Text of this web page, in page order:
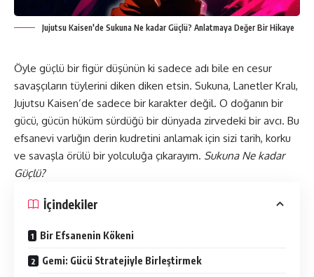
Jujutsu Kaisen'de Sukuna Ne kadar Güçlü? Anlatmaya Değer Bir Hikaye
Öyle güçlü bir figür düşünün ki sadece adı bile en cesur
savaşçıların tüylerini diken diken etsin. Sukuna, Lanetler Kralı,
Jujutsu Kaisen’de sadece bir karakter değil. O doğanın bir
gücü, gücün hüküm sürdüğü bir dünyada zirvedeki bir avcı. Bu
efsanevi varlığın derin kudretini anlamak için sizi tarih, korku
ve savaşla örülü bir yolculuğa çıkarayım. Sukuna Ne kadar
Güçlü?
İçindekiler
Bir Efsanenin Kökeni
Gemi: Gücü Stratejiyle Birleştirmek